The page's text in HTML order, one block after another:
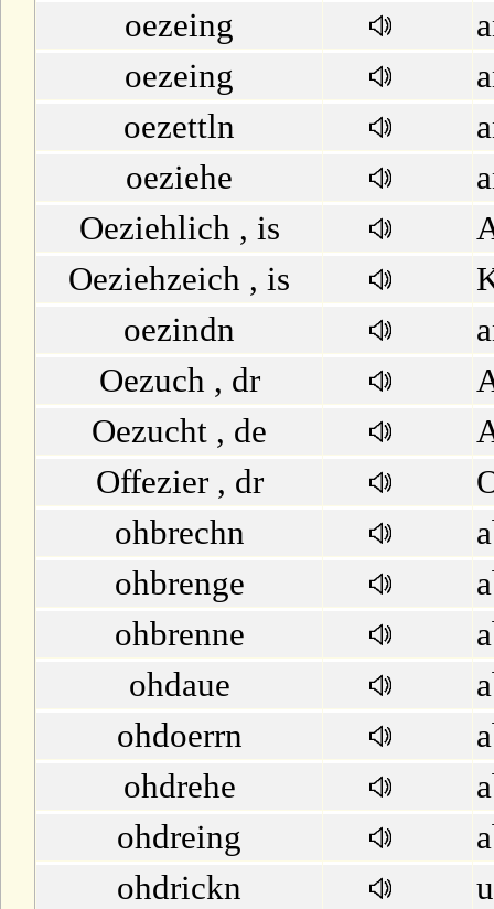
oezeing
oezeing
oezettln
oeziehe
Oeziehlich , is
Oeziehzeich , is
oezindn
Oezuch , dr
Oezucht , de
Offezier , dr
ohbrechn
ohbrenge
ohbrenne
ohdaue
ohdoerrn
ohdrehe
ohdreing
ohdrickn